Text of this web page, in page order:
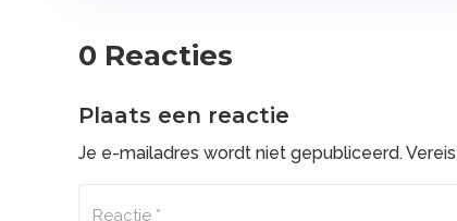
0 Reacties
Plaats een reactie
Je e-mailadres wordt niet gepubliceerd.